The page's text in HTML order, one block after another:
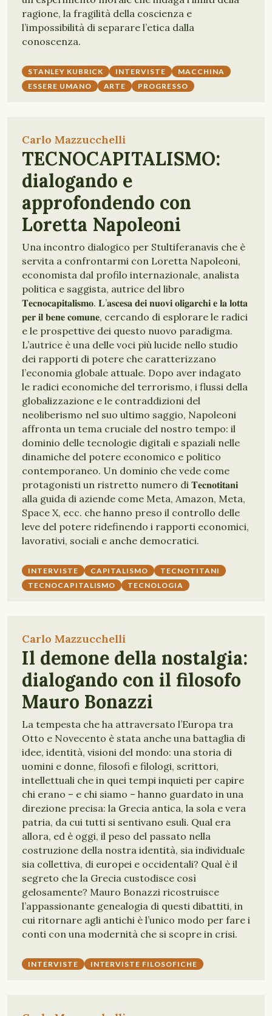
ragione, la fragilità della coscienza e
l’impossibilità di separare l’etica dalla
conoscenza.
STANLEY KUBRICK INTERVISTE
MACCHINA
ESSERE UMANO
ARTE PROGRESSO
Carlo Mazzucchelli
TECNOCAPITALISMO:
dialogando e
approfondendo con
Loretta Napoleoni
Una incontro dialogico per Stultiferanavis che è
servita a confrontarmi con Loretta Napoleoni,
economista dal profilo internazionale, analista
politica e saggista, autrice del libro
𝐓𝐞𝐜𝐧𝐨𝐜𝐚𝐩𝐢𝐭𝐚𝐥𝐢𝐬𝐦𝐨. 𝐋’𝐚𝐬𝐜𝐞𝐬𝐚 𝐝𝐞𝐢 𝐧𝐮𝐨𝐯𝐢 𝐨𝐥𝐢𝐠𝐚𝐫𝐜𝐡𝐢 𝐞 𝐥𝐚 𝐥𝐨𝐭𝐭𝐚
𝐩𝐞𝐫 𝐢𝐥 𝐛𝐞𝐧𝐞 𝐜𝐨𝐦𝐮𝐧𝐞, cercando di esplorare le radici
e le prospettive dei questo nuovo paradigma.
L’autrice è una delle voci più lucide nello studio
dei rapporti di potere che caratterizzano
l’economia globale attuale. Dopo aver indagato
le radici economiche del terrorismo, i flussi della
globalizzazione e le contraddizioni del
neoliberismo nel suo ultimo saggio, Napoleoni
affronta un tema cruciale del nostro tempo: il
dominio delle tecnologie digitali e spaziali nelle
dinamiche del potere economico e politico
contemporaneo. Un dominio che vede come
protagonisti un ristretto numero di 𝐓𝐞𝐜𝐧𝐨𝐭𝐢𝐭𝐚𝐧𝐢
alla guida di aziende come Meta, Amazon, Meta,
Space X, ecc. che hanno preso il controllo delle
leve del potere ridefinendo i rapporti economici,
lavorativi, sociali e anche democratici.
INTERVISTE CAPITALISMO
TECNOTITANI
TECNOCAPITALISMO
TECNOLOGIA
Carlo Mazzucchelli
Il demone della nostalgia:
dialogando con il filosofo
Mauro Bonazzi
La tempesta che ha attraversato l’Europa tra
Otto e Novecento è stata anche una battaglia di
idee, identità, visioni del mondo: una storia di
uomini e donne, filosofi e filologi, scrittori,
intellettuali che in quei tempi inquieti per capire
chi erano – e chi siamo – hanno guardato in una
direzione precisa: la Grecia antica, la sola e vera
patria, da cui tutti si sentivano esuli. Qual era
allora, ed è oggi, il peso del passato nella
costruzione della nostra identità, sia individuale
sia collettiva, di europei e occidentali? Qual è il
segreto che la Grecia custodisce così
gelosamente? Mauro Bonazzi ricostruisce
l’appassionante genealogia di questi dibattiti, in
cui ritornare agli antichi è l’unico modo per fare i
conti con una modernità che si scopre in crisi.
INTERVISTE INTERVISTE FILOSOFICHE